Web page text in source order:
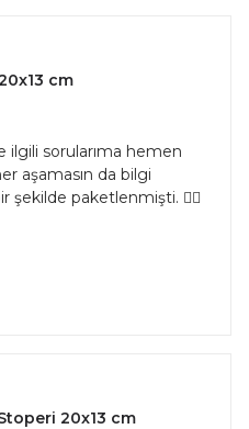
cm
ilgili sorularıma hemen
aşamasın da bilgi
paketlenmişti. 👌🏻
20x13 cm